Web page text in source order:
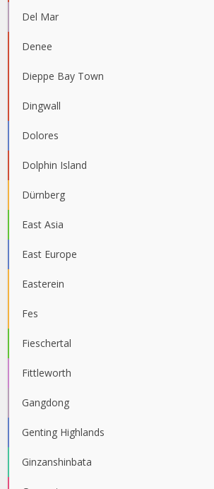
Del Mar
Denee
Dieppe Bay Town
Dingwall
Dolores
Dolphin Island
Dürnberg
East Asia
East Europe
Easterein
Fes
Fieschertal
Fittleworth
Gangdong
Genting Highlands
Ginzanshinbata